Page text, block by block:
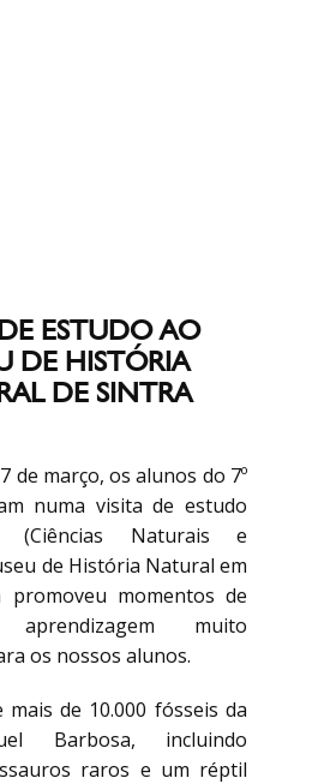
ESTUDO AO
DE HISTÓRIA
DE SINTRA
de março, os alunos do 7º
numa visita de estudo
(Ciências Naturais e
de História Natural em
promoveu momentos de
muito
os nossos alunos.
de 10.000 fósseis da
Barbosa, incluindo
raros e um réptil